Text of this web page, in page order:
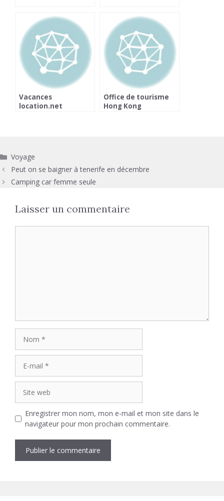
Vacances
location.net
Office de tourisme
Hong Kong
Catégories
Voyage
Peut on se baigner à tenerife en décembre
Camping car femme seule
Laisser un commentaire
mail
web
Enregistrer mon nom, mon e-mail et mon site dans le
navigateur pour mon prochain commentaire.